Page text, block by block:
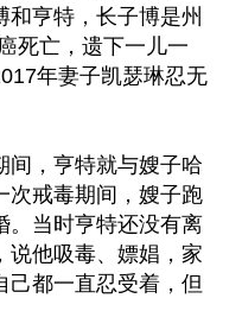
亨特，长子博是州
死亡，遗下一儿一
年妻子凯瑟琳忍无
间，亨特就与嫂子哈
次戒毒期间，嫂子跑
。当时亨特还没有离
说他吸毒、嫖娼，家
己都一直忍受着，但